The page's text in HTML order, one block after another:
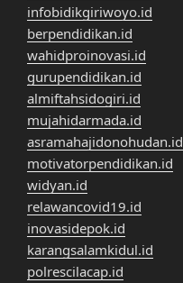
infobidikgiriwoyo.id
berpendidikan.id
wahidproinovasi.id
gurupendidikan.id
almiftahsidogiri.id
mujahidarmada.id
asramahajidonohudan.id
motivatorpendidikan.id
widyan.id
relawancovid19.id
inovasidepok.id
karangsalamkidul.id
polrescilacap.id